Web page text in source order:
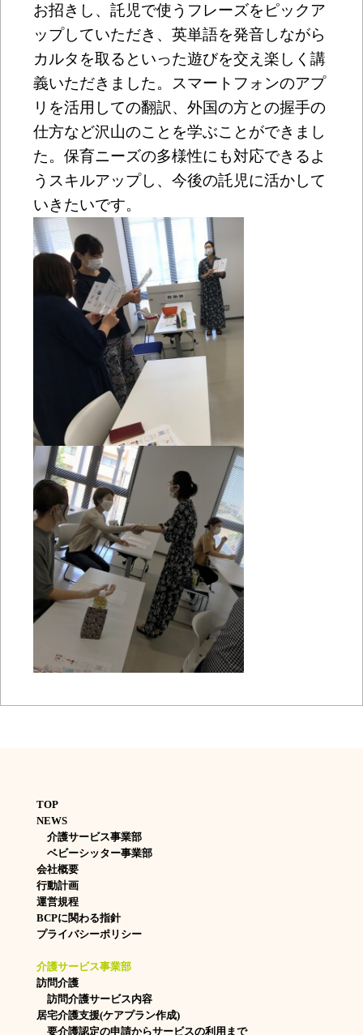
お招きし、託児で使うフレーズをピックア
ップしていただき、英単語を発音しながら
カルタを取るといった遊びを交え楽しく講
義いただきました。スマートフォンのアプ
リを活用しての翻訳、外国の方との握手の
仕方など沢山のことを学ぶことができまし
た。保育ニーズの多様性にも対応できるよ
うスキルアップし、今後の託児に活かして
いきたいです。
TOP
NEWS
介護サービス事業部
ベビーシッター事業部
会社概要
行動計画
運営規程
BCPに関わる指針
プライバシーポリシー
介護サービス事業部
訪問介護
訪問介護サービス内容
居宅介護支援(ケアプラン作成)
要介護認定の申請からサービスの利用まで